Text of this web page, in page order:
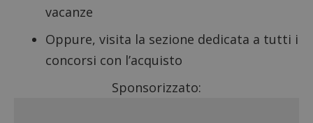
vacanze
Oppure, visita la sezione dedicata a tutti i
concorsi con l’acquisto
Sponsorizzato: